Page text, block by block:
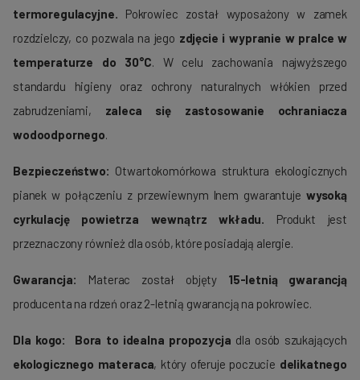
termoregulacyjne. Pokrowiec został wyposażony w zamek
rozdzielczy, co pozwala na jego zdjęcie i wypranie w pralce w
temperaturze do 30°C. W celu zachowania najwyższego
standardu higieny oraz ochrony naturalnych włókien przed
zabrudzeniami, zaleca się zastosowanie ochraniacza
wodoodpornego.
Bezpieczeństwo: Otwartokomórkowa struktura ekologicznych
pianek w połączeniu z przewiewnym lnem gwarantuje wysoką
cyrkulację powietrza wewnątrz wkładu. Produkt jest
przeznaczony również dla osób, które posiadają alergie.
Gwarancja: Materac został objęty 15-letnią gwarancją
producenta na rdzeń oraz 2-letnią gwarancją na pokrowiec.
Dla kogo: Bora to idealna propozycja dla osób szukających
ekologicznego materaca, który oferuje poczucie delikatnego